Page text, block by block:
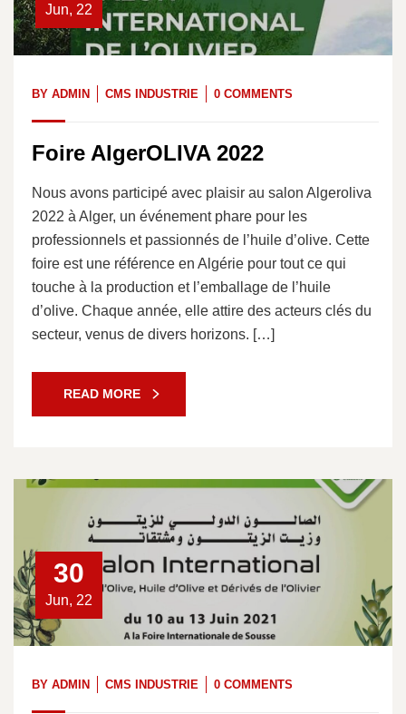
Jun, 22
BY ADMIN CMS INDUSTRIE 0 COMMENTS
Foire AlgerOLIVA 2022
Nous avons participé avec plaisir au salon Algeroliva
2022 à Alger, un événement phare pour les
professionnels et passionnés de l’huile d’olive. Cette
foire est une référence en Algérie pour tout ce qui
touche à la production et l’emballage de l’huile
d’olive. Chaque année, elle attire des acteurs clés du
secteur, venus de divers horizons. […]
READ MORE
30
Jun, 22
BY ADMIN CMS INDUSTRIE 0 COMMENTS